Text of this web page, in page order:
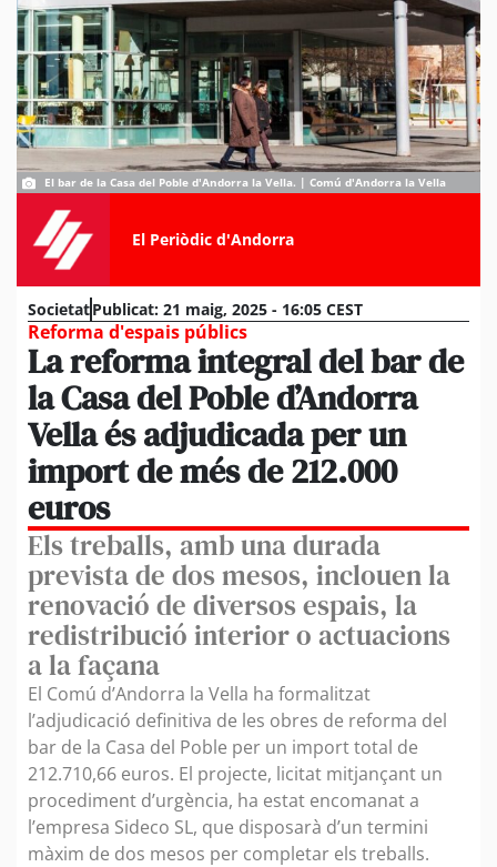
El bar de la Casa del Poble d'Andorra la Vella. | Comú d'Andorra la Vella
El Periòdic d'Andorra
SocietatPublicat: 21 maig, 2025 - 16:05 CEST
Reforma d'espais públics
La reforma integral del bar de
la Casa del Poble d’Andorra
Vella és adjudicada per un
import de més de 212.000
euros
Els treballs, amb una durada
prevista de dos mesos, inclouen la
renovació de diversos espais, la
redistribució interior o actuacions
a la façana
El Comú d’Andorra la Vella ha formalitzat
l’adjudicació definitiva de les obres de reforma del
bar de la Casa del Poble per un import total de
212.710,66 euros. El projecte, licitat mitjançant un
procediment d’urgència, ha estat encomanat a
l’empresa Sideco SL, que disposarà d’un termini
màxim de dos mesos per completar els treballs.